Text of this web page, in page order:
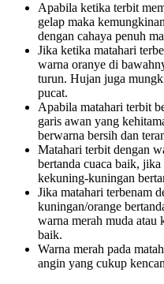
Apabila ketika terbit
gelap maka
dengan cahaya penuh
Jika ketika matahari
warna oranye di
turun. Hujan juga
pucat.
Apabila matahari terbit
garis awan yang
berwarna bersih dan
Matahari terbit dengan
bertanda cuaca baik,
kekuning­-kuningan
Jika matahari terbenam
kuningan/orange
warna merah muda atau
baik.
Warna merah pada
angin yang cukup